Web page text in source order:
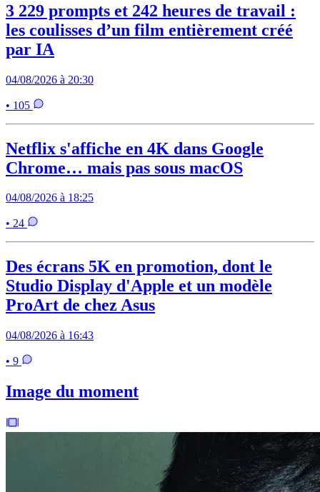
3 229 prompts et 242 heures de travail :
les coulisses d’un film entièrement créé
par IA
04/08/2026 à 20:30
• 105
Netflix s'affiche en 4K dans Google
Chrome… mais pas sous macOS
04/08/2026 à 18:25
• 24
Des écrans 5K en promotion, dont le
Studio Display d'Apple et un modèle
ProArt de chez Asus
04/08/2026 à 16:43
• 9
Image du moment